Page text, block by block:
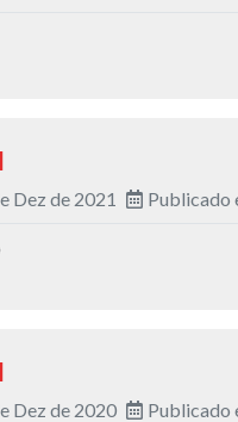
Dez de 2021 Publicado
Dez de 2020 Publicado